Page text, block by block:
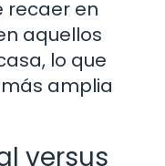
recaer en
aquellos
lo que
amplia
versus